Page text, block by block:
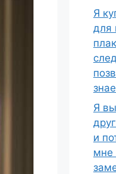
Я
для
Я
и
мне